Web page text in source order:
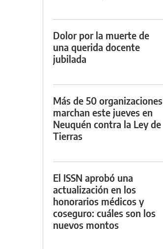
Dolor por la muerte de
una querida docente
jubilada
Más de 50 organizaciones
marchan este jueves en
Neuquén contra la Ley de
Tierras
El ISSN aprobó una
actualización en los
honorarios médicos y
coseguro: cuáles son los
nuevos montos